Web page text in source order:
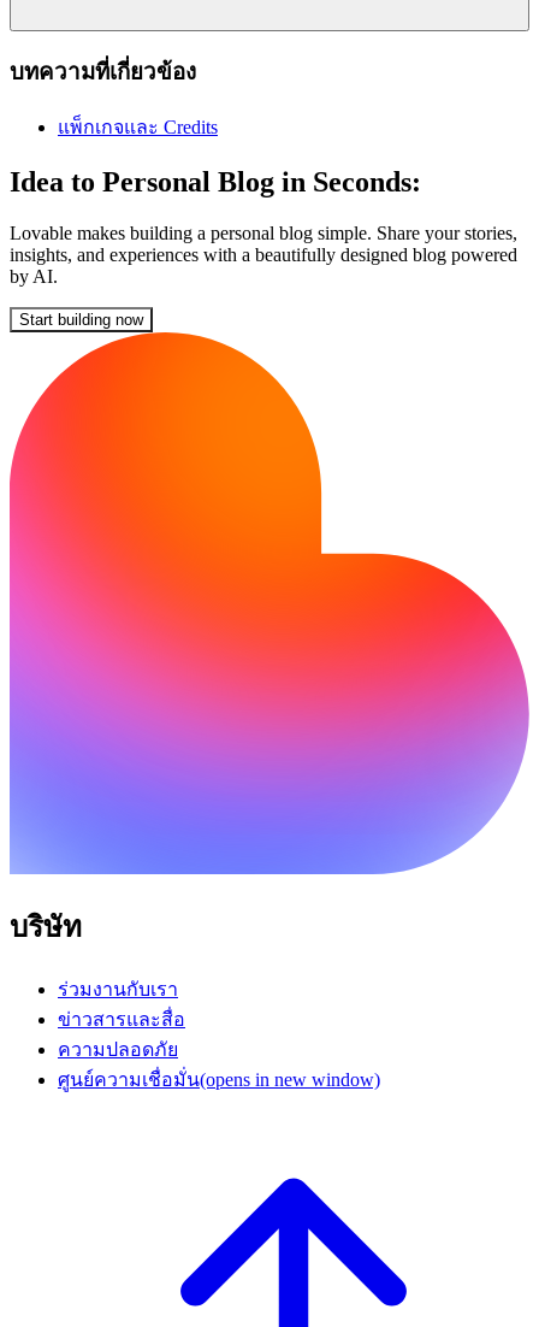
บทความที่เกี่ยวข้อง
แพ็กเกจและ Credits
Idea to Personal Blog in Seconds:
Lovable makes building a personal blog simple. Share your stories,
insights, and experiences with a beautifully designed blog powered
by AI.
Start building now
บริษัท
ร่วมงานกับเรา
ข่าวสารและสื่อ
ความปลอดภัย
ศูนย์ความเชื่อมั่น(opens in new window)